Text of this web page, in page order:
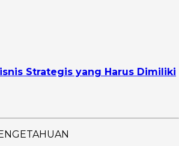
Strategis yang Harus Dimiliki